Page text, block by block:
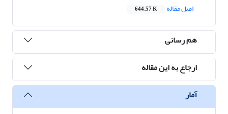
اصل مقاله
644.57 K
هم رسانی
ارجاع به این مقاله
آمار